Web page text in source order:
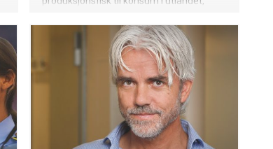
det Tolletaten omtaler som mulig
organisert kriminalitet, ryster en av
Norges viktigste eksportindustrier.